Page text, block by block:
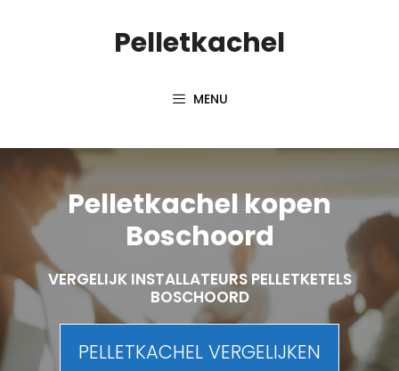
Pelletkachel
MENU
Pelletkachel kopen
Boschoord
VERGELIJK INSTALLATEURS PELLETKETELS
BOSCHOORD
PELLETKACHEL VERGELIJKEN